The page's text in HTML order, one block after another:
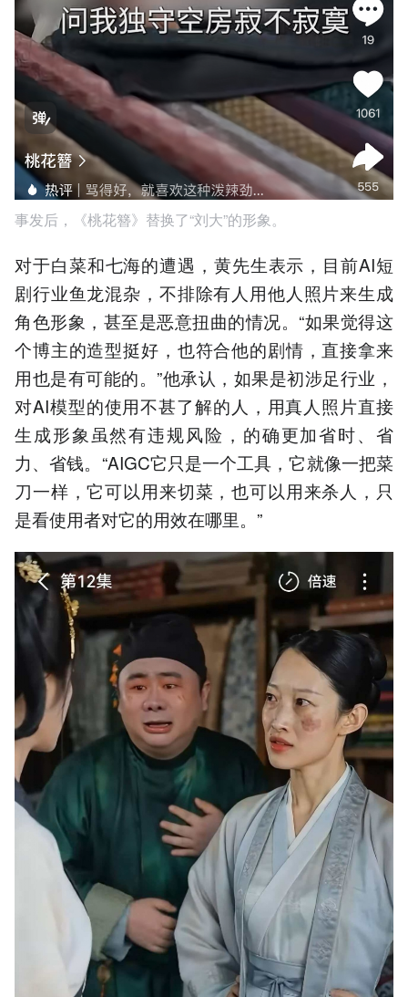
事发后，《桃花簪》替换了“刘大”的形象。
对于白菜和七海的遭遇，黄先生表示，目前AI短
剧行业鱼龙混杂，不排除有人用他人照片来生成
角色形象，甚至是恶意扭曲的情况。“如果觉得这
个博主的造型挺好，也符合他的剧情，直接拿来
用也是有可能的。”他承认，如果是初涉足行业，
对AI模型的使用不甚了解的人，用真人照片直接
生成形象虽然有违规风险，的确更加省时、省
力、省钱。“AIGC它只是一个工具，它就像一把菜
刀一样，它可以用来切菜，也可以用来杀人，只
是看使用者对它的用效在哪里。”